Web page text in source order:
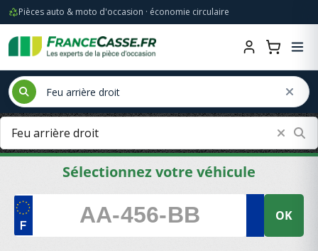
Pièces auto & moto d'occasion · économie circulaire
Sélectionnez votre véhicule
OK